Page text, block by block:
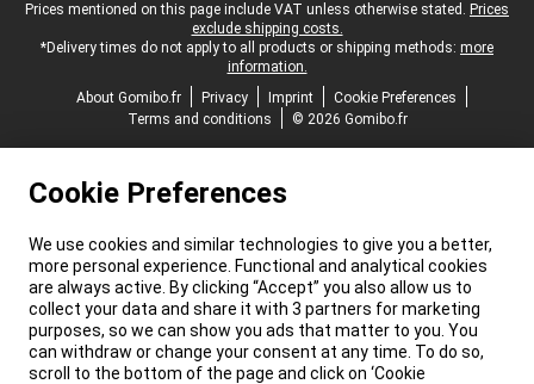
Legal footer
Prices mentioned on this page include VAT unless otherwise stated. Prices
exclude shipping costs.
*Delivery times do not apply to all products or shipping methods: more
information.
About Gomibo.fr
Privacy Imprint
Cookie Preferences
Terms and conditions
© 2026 Gomibo.fr
Cookie Preferences
We use cookies and similar technologies to give you a better,
more personal experience. Functional and analytical cookies
are always active. By clicking “Accept” you also allow us to
collect your data and share it with 3 partners for marketing
purposes, so we can show you ads that matter to you. You
can withdraw or change your consent at any time. To do so,
scroll to the bottom of the page and click on ‘Cookie